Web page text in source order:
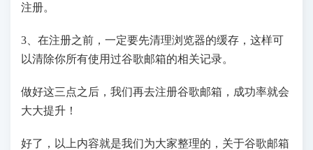
注册。
3、在注册之前，一定要先清理浏览器的缓存，这样可
以清除你所有使用过谷歌邮箱的相关记录。
做好这三点之后，我们再去注册谷歌邮箱，成功率就会
大大提升！
好了，以上内容就是我们为大家整理的，关于谷歌邮箱